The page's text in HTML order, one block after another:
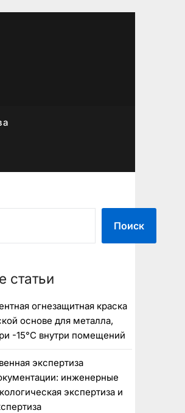
Поиск
статьи
огнезащитная краска
основе для металла,
-15°C внутри помещений
экспертиза
инженерные
экспертиза и